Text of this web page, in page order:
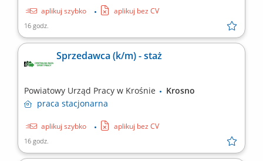
aplikuj szybko aplikuj bez CV
16 godz.
Sprzedawca (k/m) - staż
Powiatowy Urząd Pracy w Krośnie
Krosno
praca stacjonarna
aplikuj szybko aplikuj bez CV
16 godz.